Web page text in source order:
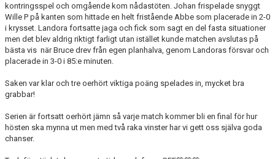
kontringsspel och omgående kom nådastöten. Johan frispelade snyggt
Wille P på kanten som hittade en helt fristående Abbe som placerade in 2-0
i krysset. Landora fortsatte jaga och fick som sagt en del fasta situationer
men det blev aldrig riktigt farligt utan istället kunde matchen avslutas på
bästa vis när Bruce drev från egen planhalva, genom Landoras försvar och
placerade in 3-0 i 85:e minuten.
Saken var klar och tre oerhört viktiga poäng spelades in, mycket bra
grabbar!
Serien är fortsatt oerhört jämn så varje match kommer bli en final för hur
hösten ska mynna ut men med två raka vinster har vi gett oss själva goda
chanser.